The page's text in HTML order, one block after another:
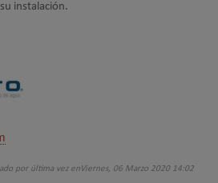
instalación.
por última vez enViernes, 06 Marzo 2020 14:02